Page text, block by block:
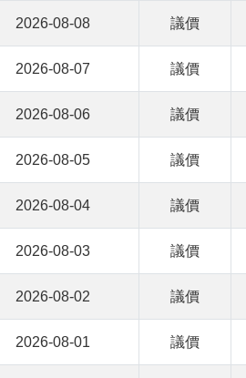
2026-08-08 議價
2026-08-07 議價
2026-08-06 議價
2026-08-05 議價
2026-08-04 議價
2026-08-03 議價
2026-08-02 議價
2026-08-01 議價